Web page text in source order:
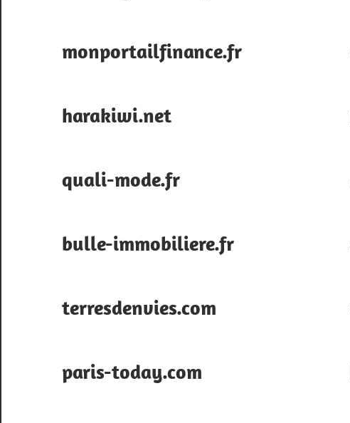
monportailfinance.fr
harakiwi.net
quali-mode.fr
bulle-immobiliere.fr
terresdenvies.com
paris-today.com